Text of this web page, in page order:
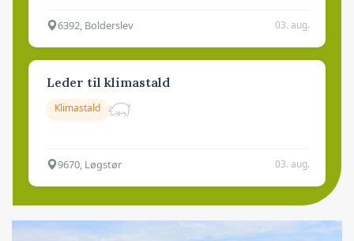
6392, Bolderslev 03. aug.
Leder til klimastald
Klimastald
9670, Løgstør 03. aug.